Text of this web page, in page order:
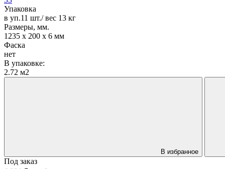
Упаковка
в уп.11 шт./ вес 13 кг
Размеры, мм.
1235 х 200 х 6 мм
Фаска
нет
В упаковке:
2.72 м2
В избранное
Под заказ